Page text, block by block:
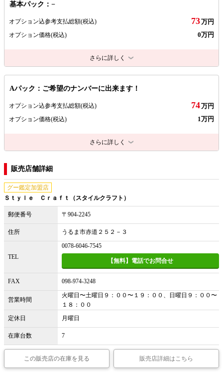
基本パック：−
オプション込参考支払総額(税込) 73万円
オプション価格(税込) 0万円
さらに詳しく
Aパック：ご希望のナンバーに出来ます！
オプション込参考支払総額(税込) 74万円
オプション価格(税込) 1万円
さらに詳しく
販売店舗詳細
グー鑑定加盟店
Ｓｔｙｌｅ Ｃｒａｆｔ（スタイルクラフト）
郵便番号 〒904-2245
住所 うるま市赤道２５２－３
TEL
0078-6046-7545
【無料】電話でお問合せ
FAX 098-974-3248
営業時間
火曜日〜土曜日９：００〜１９：００、日曜日９：００〜
１８：００
定休日
月曜日
在庫台数 7
この販売店の在庫を見る 販売店詳細はこちら